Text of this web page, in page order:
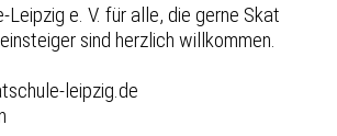
e. V. für alle, die gerne Skat
sind herzlich willkommen.
leipzig.de